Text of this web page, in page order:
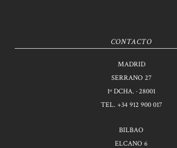
CONTACTO
MADRID
SERRANO 27
1º DCHA. · 28001
TEL. +34 912 900 017
BILBAO
ELCANO 6